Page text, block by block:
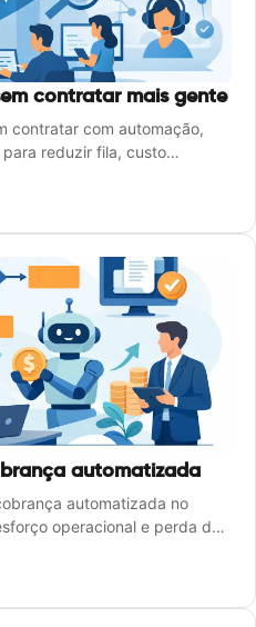
contratar mais gente
contratar com automação,
reduzir fila, custo
automatizada
automatizada no
operacional e perda de